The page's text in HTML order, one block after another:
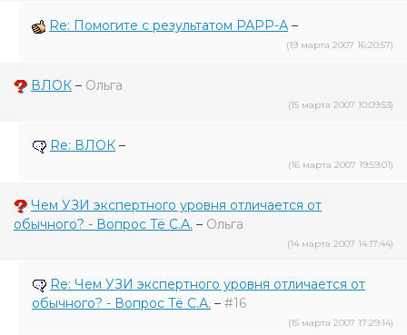
Re: Помогите с результатом РАРР-А –
(19 марта 2007 16:20:57)
ВЛОК – Ольга
(15 марта 2007 10:09:53)
Re: ВЛОК –
(16 марта 2007 19:59:01)
Чем УЗИ экспертного уровня отличается от
обычного? - Вопрос Тё С.А. – Ольга
(14 марта 2007 14:17:44)
Re: Чем УЗИ экспертного уровня отличается от
обычного? - Вопрос Тё С.А. – #16
(15 марта 2007 17:29:14)